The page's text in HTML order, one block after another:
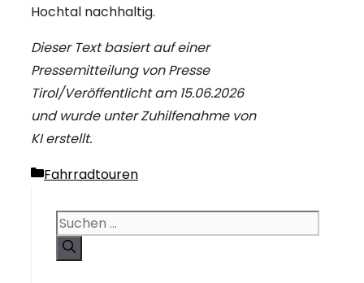
Hochtal nachhaltig.
Dieser Text basiert auf einer
Pressemitteilung von Presse
Tirol/Veröffentlicht am 15.06.2026
und wurde unter Zuhilfenahme von
KI erstellt.
Kategorien
Fahrradtouren
Suchen
nach: